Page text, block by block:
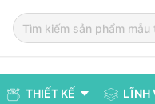
THIẾT KẾ LĨNH